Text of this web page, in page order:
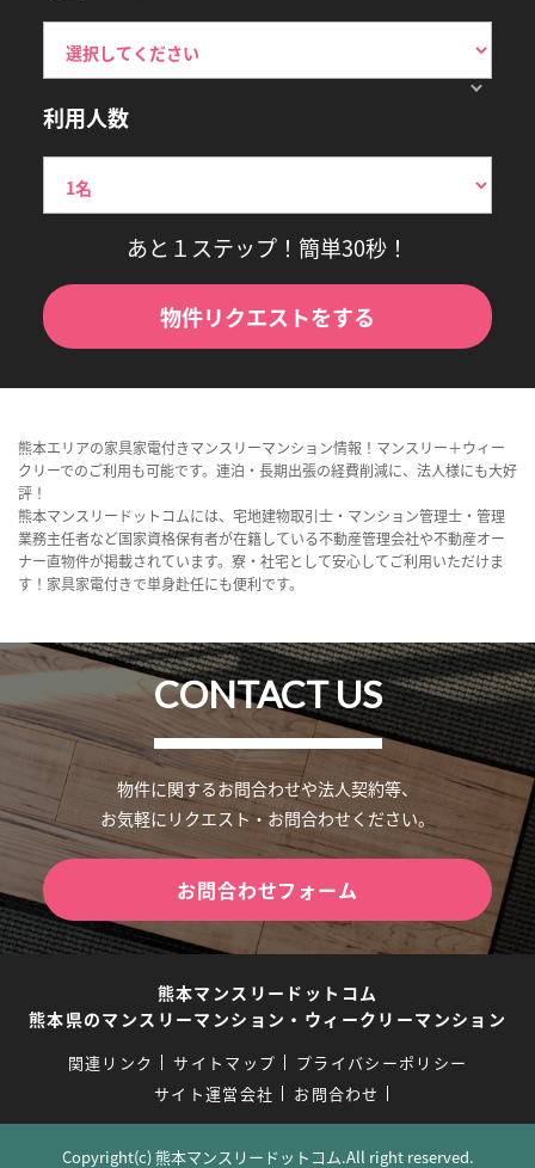
利用人数
あと１ステップ！簡単30秒！
物件リクエストをする
熊本エリアの家具家電付きマンスリーマンション情報！マンスリー＋ウィー
クリーでのご利用も可能です。連泊・長期出張の経費削減に、法人様にも大好
評！
熊本マンスリードットコムには、宅地建物取引士・マンション管理士・管理
業務主任者など国家資格保有者が在籍している不動産管理会社や不動産オー
ナー直物件が掲載されています。寮・社宅として安心してご利用いただけま
す！家具家電付きで単身赴任にも便利です。
CONTACT US
物件に関するお問合わせや法人契約等、
お気軽にリクエスト・お問合わせください。
お問合わせフォーム
熊本マンスリードットコム
熊本県のマンスリーマンション・ウィークリーマンション
関連リンク サイトマップ
プライバシーポリシー
サイト運営会社
お問合わせ
Copyright(c) 熊本マンスリードットコム.All right reserved.